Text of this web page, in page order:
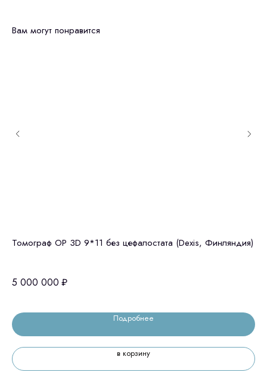
Вам могут понравится
Томограф OP 3D 9*11 без цефалостата (Dexis, Финляндия)
5 000 000 ₽
Подробнее
в корзину
Остались вопросы
оставьте контакты, мы свяжемся и
ответим на все вопросы
© 2024 ЛС Дентал Групп